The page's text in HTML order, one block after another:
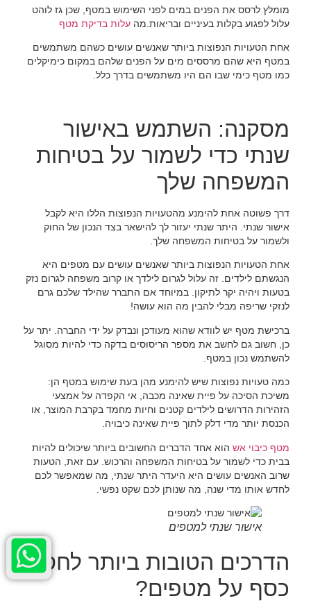
מומלץ לרסס את הפנים במים לפני השימוש במטף, שכן גז לוהט
עלול לפגוע בקלות בעיניים ובריאות.מהעלות בדיקת מטף
אחת הטעויות הנפוצות ביותר שאנשים עושים כשהם משתמשים
במטף היא שהם מרססים מים על הפנים שלהם במקום כימיקלים
כמו מטף כימי שבו הם היו משתמשים בדרך כלל.
מסקנה: השתמש באישור
שנתי כדי לשמור על בטיחות
המשפחה שלך
דרך פשוטה אחת להימנע מהטעויות הנפוצות הללו היא לקבל
אישור שנתי. היתר שנתי יעזור לך להישאר בצד הנכון של החוק
ולשמור על בטיחות המשפחה שלך.
אחת הטעויות הנפוצות ביותר שאנשים עושים עם מטפים היא
הנגשתם לילדים. זה עלול לגרום לילדך או קרוב משפחה לגרום נזק
בטעות ויהיה יקר לתיקון. במיוחד אם התברר שהילד שלכם גרם
לנזקי שריפה מבלי להבין מה הוא עושה!
ברכישת מטף יש לוודא שהוא מעודכן ונבדק על ידי החברה. יתר על
כן, חשוב גם לחשב את מספר הריסוסים בדקה כדי להיות מסוגל
להשתמש נכון במטף.
כמה טעויות נפוצות שיש להימנע מהן בעת שימוש במטף הן:
משיכת הסיכה על פיית שאינה מכבה, אי הקפדה על אמצעי
הזהירות הדרושים לילדים קטנים וחיות מחמד בקרבת המוצר, או
הכנסת יותר מדי דלק לתוך פיית שאינה כיבויה.
מטף כיבוי אש הוא אחד הדברים החשובים ביותר שיכולים להיות
בבית כדי לשמור על בטיחות המשפחה והרכוש. עם זאת, הטעות
שרוב האנשים עושים היא היעדר היתר שנתי, מה שמאפשר לכם
לחדש אותו מדי שנה, מה שנותן לכם שקט נפשי.
אישור שנתי למטפים
הדרכים הטובות ביותר לחסוך
כסף על מטפים?